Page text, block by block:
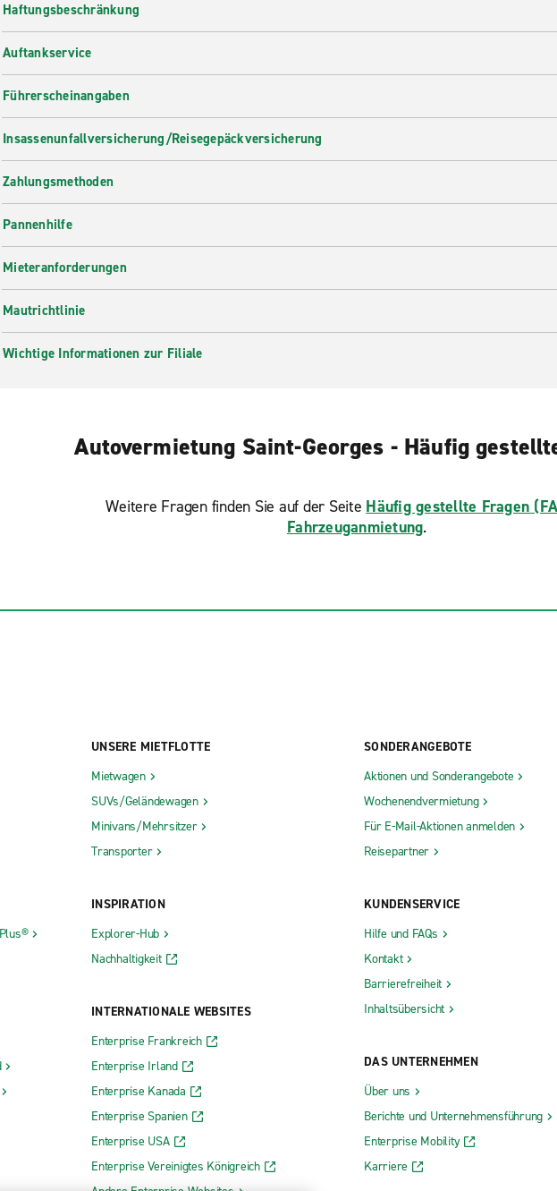
Haftungsbeschränkung
Auftankservice
Führerscheinangaben
Insassenunfallversicherung/Reisegepäckversicherung
Zahlungsmethoden
Pannenhilfe
Mieteranforderungen
Mautrichtlinie
Wichtige Informationen zur Filiale
Autovermietung Saint-Georges - Häufig
Weitere Fragen finden Sie auf der Seite Häufig gestellte Fragen
Fahrzeuganmietung.
UNSERE MIETFLOTTE
Mietwagen
SUVs/Geländewagen
Minivans/Mehrsitzer
Transporter
INSPIRATION
Explorer-Hub
Nachhaltigkeit
INTERNATIONALE WEBSITES
Enterprise Frankreich
Enterprise Irland
Enterprise Kanada
Enterprise Spanien
Enterprise USA
Enterprise Vereinigtes Königreich
SONDERANGEBOTE
Aktionen und Sonderangebote
Wochenendvermietung
Für E-Mail-Aktionen anmelden
Reisepartner
KUNDENSERVICE
Hilfe und FAQs
Kontakt
Barrierefreiheit
Inhaltsübersicht
DAS UNTERNEHMEN
Über uns
Berichte und Unternehmensführung
Enterprise Mobility
Karriere